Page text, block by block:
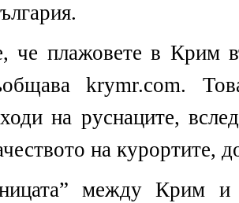
че плажовете в Крим
krymr.com.
на руснаците,
на курортите,
между Крим и